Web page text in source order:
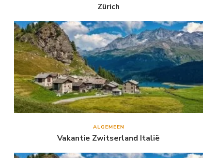
Zürich
ALGEMEEN
Vakantie Zwitserland Italië